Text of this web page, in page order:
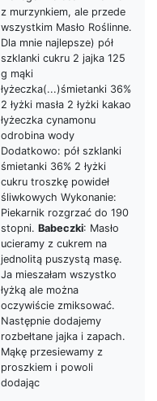
z murzynkiem, ale przede
wszystkim Masło Roślinne.
Dla mnie najlepsze) pół
szklanki cukru 2 jajka 125
g mąki
łyżeczka(...)śmietanki 36%
2 łyżki masła 2 łyżki kakao
łyżeczka cynamonu
odrobina wody
Dodatkowo: pół szklanki
śmietanki 36% 2 łyżki
cukru troszkę powideł
śliwkowych Wykonanie:
Piekarnik rozgrzać do 190
stopni. Babeczki: Masło
ucieramy z cukrem na
jednolitą puszystą masę.
Ja mieszałam wszystko
łyżką ale można
oczywiście zmiksować.
Następnie dodajemy
rozbełtane jajka i zapach.
Mąkę przesiewamy z
proszkiem i powoli
dodając